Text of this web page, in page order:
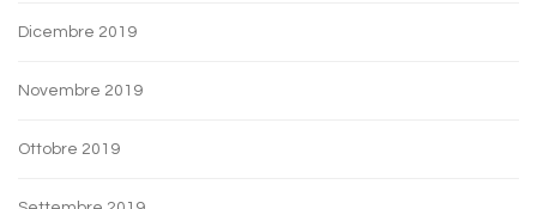
Dicembre 2019
Novembre 2019
Ottobre 2019